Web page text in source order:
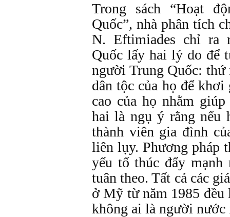
Trong sách “Hoạt
Quốc”, nhà phân tích
N. Eftimiades chỉ ra
Quốc lấy hai lý do để
người Trung Quốc: thứ
dân tộc của họ để
cao của họ nhằm
hai là ngụ ý rằng nếu
thành viên gia đình
liên lụy. Phương pháp
yếu tố thúc đẩy
tuân theo. Tất cả các
ở Mỹ từ năm 1985 đều
không ai là người nước